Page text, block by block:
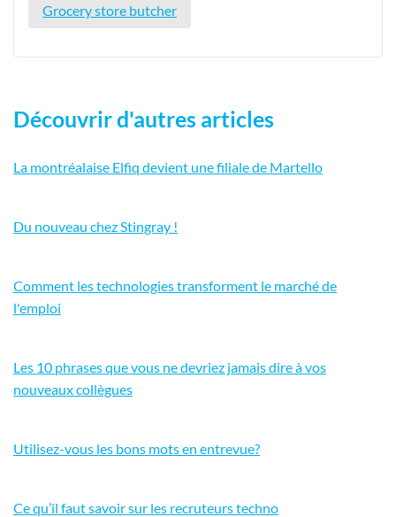
Grocery store butcher
Découvrir d'autres articles
La montréalaise Elfiq devient une filiale de Martello
Du nouveau chez Stingray !
Comment les technologies transforment le marché de
l'emploi
Les 10 phrases que vous ne devriez jamais dire à vos
nouveaux collègues
Utilisez-vous les bons mots en entrevue?
Ce qu’il faut savoir sur les recruteurs techno